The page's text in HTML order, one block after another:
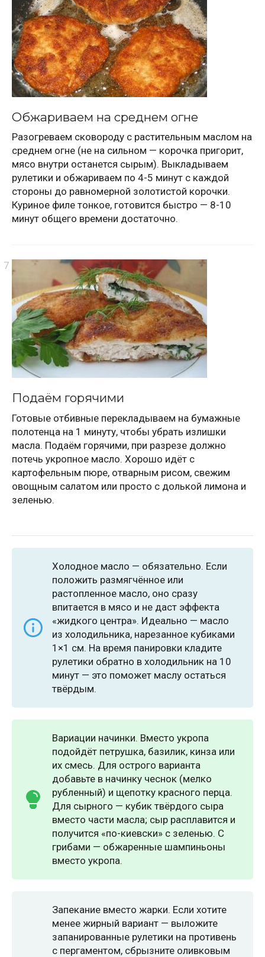
Обжариваем на среднем огне
Разогреваем сковороду с растительным маслом на
среднем огне (не на сильном — корочка пригорит,
мясо внутри останется сырым). Выкладываем
рулетики и обжариваем по 4-5 минут с каждой
стороны до равномерной золотистой корочки.
Куриное филе тонкое, готовится быстро — 8-10
минут общего времени достаточно.
Подаём горячими
Готовые отбивные перекладываем на бумажные
полотенца на 1 минуту, чтобы убрать излишки
масла. Подаём горячими, при разрезе должно
потечь укропное масло. Хорошо идёт с
картофельным пюре, отварным рисом, свежим
овощным салатом или просто с долькой лимона и
зеленью.
Холодное масло — обязательно. Если
положить размягчённое или
растопленное масло, оно сразу
впитается в мясо и не даст эффекта
«жидкого центра». Идеально — масло
из холодильника, нарезанное кубиками
1×1 см. На время панировки кладите
рулетики обратно в холодильник на 10
минут — это поможет маслу остаться
твёрдым.
Вариации начинки. Вместо укропа
подойдёт петрушка, базилик, кинза или
их смесь. Для острого варианта
добавьте в начинку чеснок (мелко
рубленный) и щепотку красного перца.
Для сырного — кубик твёрдого сыра
вместо части масла; сыр расплавится и
получится «по-киевски» с зеленью. С
грибами — обжаренные шампиньоны
вместо укропа.
Запекание вместо жарки. Если хотите
менее жирный вариант — выложите
запанированные рулетики на противень
с пергаментом, сбрызните оливковым